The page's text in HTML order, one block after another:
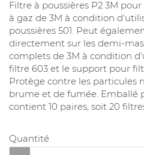
Filtre à poussières P2 3M
à gaz de 3M à condition
poussières 501. Peut
directement sur les demi-
complets de 3M à condition
filtre 603 et le support pour
Protège contre les particules
brume et de fumée. Emballé
contient 10 paires, soit 20
Quantité